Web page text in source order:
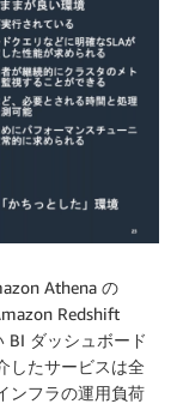
Athena の
Redshift
BI ダッシュボード
したサービスは全
ンフラの運用負荷